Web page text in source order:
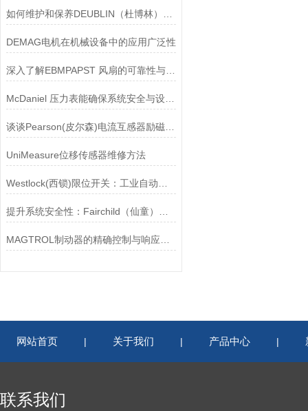
DEMAG电机在机械设备中的应用广泛性
深入了解EBMPAPST 风扇的可靠性与耐用性
McDaniel 压力表能确保系统安全与设备寿命延长
谈谈Pearson(皮尔森)电流互感器励磁特性试验的目的
UniMeasure位移传感器维修方法
网站首页 | 关于我们 | 产品中心 |
联系我们